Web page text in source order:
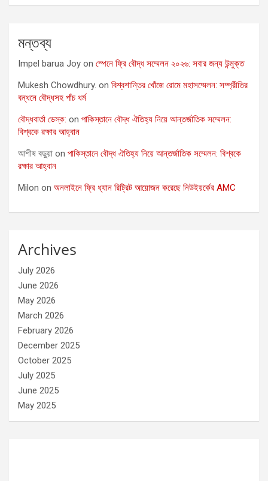
মন্তব্য
Impel barua Joy on স্পেনে ফ্রি বৌদ্ধ সম্মেলন ২০২৬: সবার জন্য উন্মুক্ত
Mukesh Chowdhury. on বিশ্বশান্তির খোঁজে রোমে মহাসম্মেলন: সম্প্রীতির
বন্ধনে বৌদ্ধসহ পাঁচ ধর্ম
বৌদ্ধবার্তা ডেস্ক: on পাকিস্তানে বৌদ্ধ ঐতিহ্য নিয়ে আন্তর্জাতিক সম্মেলন:
বিশ্বকে রক্ষার আহ্বান
আশীষ বড়ুয়া on পাকিস্তানে বৌদ্ধ ঐতিহ্য নিয়ে আন্তর্জাতিক সম্মেলন: বিশ্বকে
রক্ষার আহ্বান
Milon on অনলাইনে ফ্রি ধ্যান রিট্রিট আয়োজন করেছে নিউইয়র্কের AMC
Archives
July 2026
June 2026
May 2026
March 2026
February 2026
December 2025
October 2025
July 2025
June 2025
May 2025